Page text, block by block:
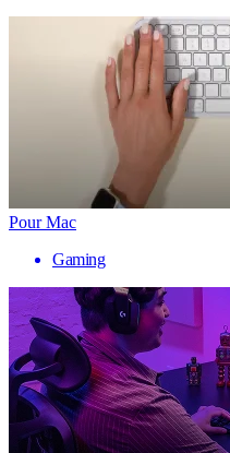
Pour Mac
Gaming